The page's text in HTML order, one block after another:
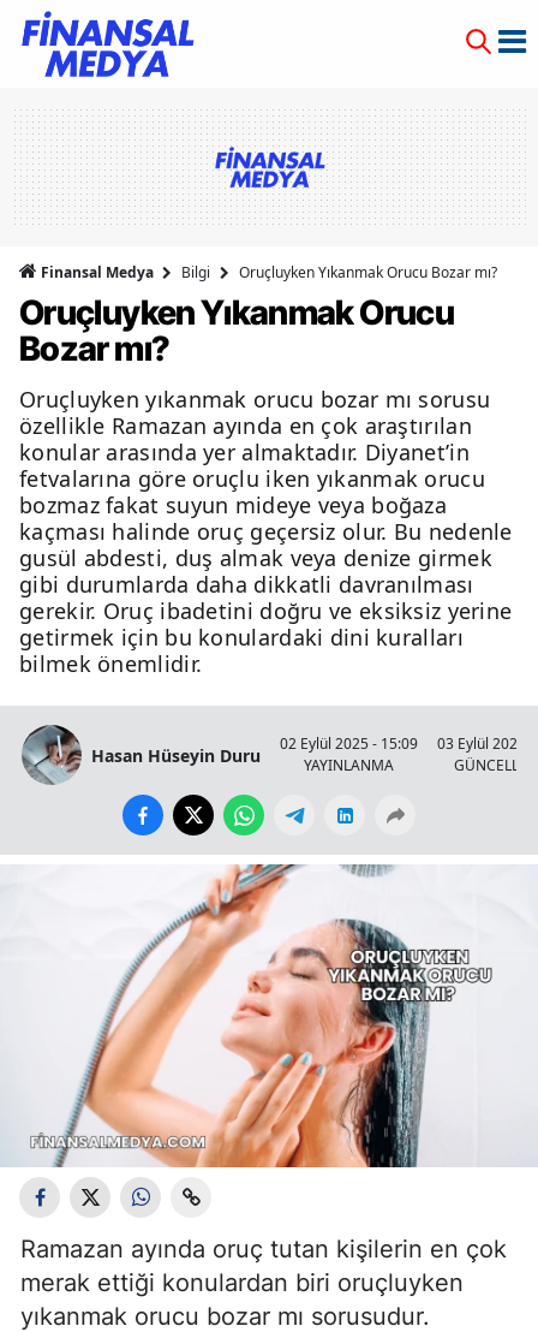
Finansal Medya Bilgi Oruçluyken Yıkanmak Orucu Bozar mı?
Oruçluyken Yıkanmak Orucu
Bozar mı?
Oruçluyken yıkanmak orucu bozar mı sorusu
özellikle Ramazan ayında en çok araştırılan
konular arasında yer almaktadır. Diyanet’in
fetvalarına göre oruçlu iken yıkanmak orucu
bozmaz fakat suyun mideye veya boğaza
kaçması halinde oruç geçersiz olur. Bu nedenle
gusül abdesti, duş almak veya denize girmek
gibi durumlarda daha dikkatli davranılması
gerekir. Oruç ibadetini doğru ve eksiksiz yerine
getirmek için bu konulardaki dini kuralları
bilmek önemlidir.
Hasan Hüseyin Duru
02 Eylül 2025 - 15:09
YAYINLANMA
03 Eylül 2025
Ramazan ayında oruç tutan kişilerin en çok
merak ettiği konulardan biri oruçluyken
yıkanmak orucu bozar mı sorusudur.